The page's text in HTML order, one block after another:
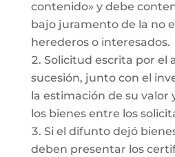
contenido» y debe
bajo juramento de la no
herederos o interesados.
Solicitud escrita por el
sucesión, junto con el
la estimación de su valor
los bienes entre los
Si el difunto dejó
deben presentar los